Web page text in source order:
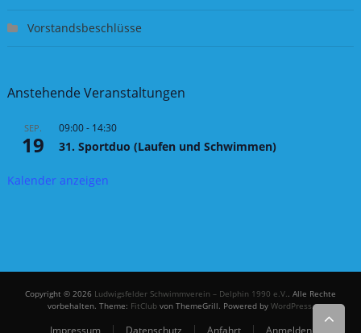
Vorstandsbeschlüsse
Anstehende Veranstaltungen
SEP.
19
09:00- 14:30
31. Sportduo (Laufen und Schwimmen)
Kalender anzeigen
Copyright © 2026 Ludwigsfelder Schwimmverein – Delphin 1990 e.V.. Alle Rechte
vorbehalten. Theme: FitClubvon ThemeGrill. Powered by WordPress.
Impressum Datenschutz Anfahrt Anmelden